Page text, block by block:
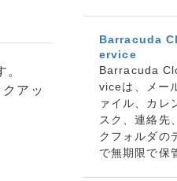
アッ
Barracuda
ervice
Barracuda
viceは、メー
ァイル、カレ
スク、連絡先
クフォルダの
で無期限で保